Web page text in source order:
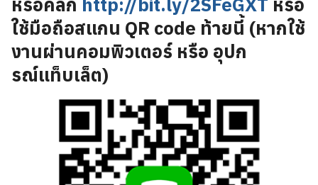
หรือคลิก http://bit.ly/2SFeGXT หรือ
ใช้มือถือสแกน QR code ท้ายนี้ (หากใช้
งานผ่านคอมพิวเตอร์ หรือ อุปก
รณ์แท็บเล็ต)